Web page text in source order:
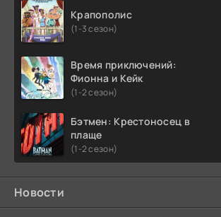
Крапополис
(1-3 сезон)
Время приключений:
Фионна и Кейк
(1-2 сезон)
Бэтмен: Крестоносец в
плаще
(1-2 сезон)
Новости